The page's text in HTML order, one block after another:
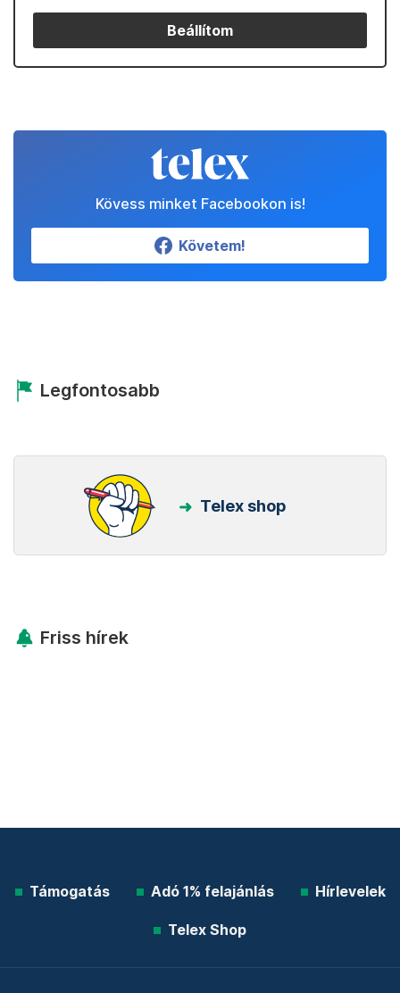
Beállítom
Kövess minket Facebookon is!
Követem!
Legfontosabb
Telex shop
Friss hírek
Támogatás Adó 1% felajánlás Hírlevelek
Telex Shop